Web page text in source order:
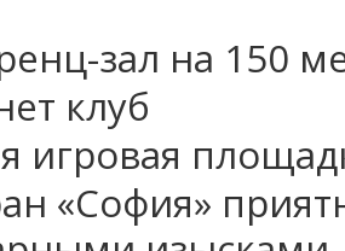
зал на 150
клуб
игровая
«София»